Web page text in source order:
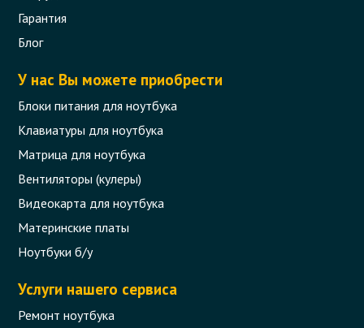
Гарантия
Блог
У нас Вы можете приобрести
Блоки питания для ноутбука
Клавиатуры для ноутбука
Матрица для ноутбука
Вентиляторы (кулеры)
Видеокарта для ноутбука
Материнские платы
Ноутбуки б/у
Услуги нашего сервиса
Ремонт ноутбука